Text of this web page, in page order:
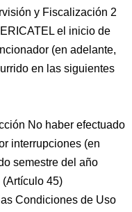
y Fiscalización 2
el inicio de
(en adelante,
en las siguientes
No haber efectuado
interrupciones (en
semestre del año
45)
Condiciones de Uso